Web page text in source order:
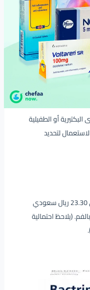
أو الطفيلية
لتحديد
عن سعر حبوب bactrim forte فهو حوالي 23.30 ريال سعودي
أقراص تؤخذ بالفم. (يلاحظ احتمالية